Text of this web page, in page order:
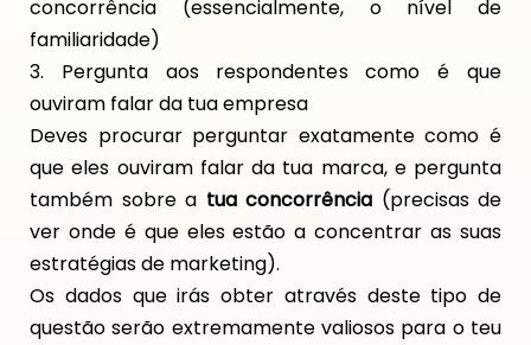
concorrência (essencialmente, o nível de
familiaridade)
3. Pergunta aos respondentes como é que
ouviram falar da tua empresa
Deves procurar perguntar exatamente como é
que eles ouviram falar da tua marca, e pergunta
também sobre a tua concorrência (precisas de
ver onde é que eles estão a concentrar as suas
estratégias de marketing).
Os dados que irás obter através deste tipo de
questão serão extremamente valiosos para o teu